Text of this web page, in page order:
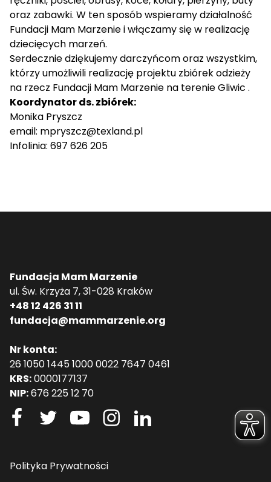
oraz zabawki. W ten sposób wspieramy działalność
Fundacji Mam Marzenie i włączamy się w realizację
dziecięcych marzeń.
Serdecznie dziękujemy darczyńcom oraz wszystkim,
którzy umożliwili realizację projektu zbiórek odzieży
na rzecz Fundacji Mam Marzenie na terenie Gliwic .
Koordynator ds. zbiórek:
Monika Pryszcz
email: mpryszcz@texland.pl
Infolinia: 697 626 205
Fundacja Mam Marzenie
ul. Św. Krzyża 7, 31-028 Kraków
+48 12 426 31 11
fundacja@mammarzenie.org
Nr konta:
26 1050 1445 1000 0022 7647 0461
KRS:0000177137
NIP:676 225 12 70
Polityka Prywatności